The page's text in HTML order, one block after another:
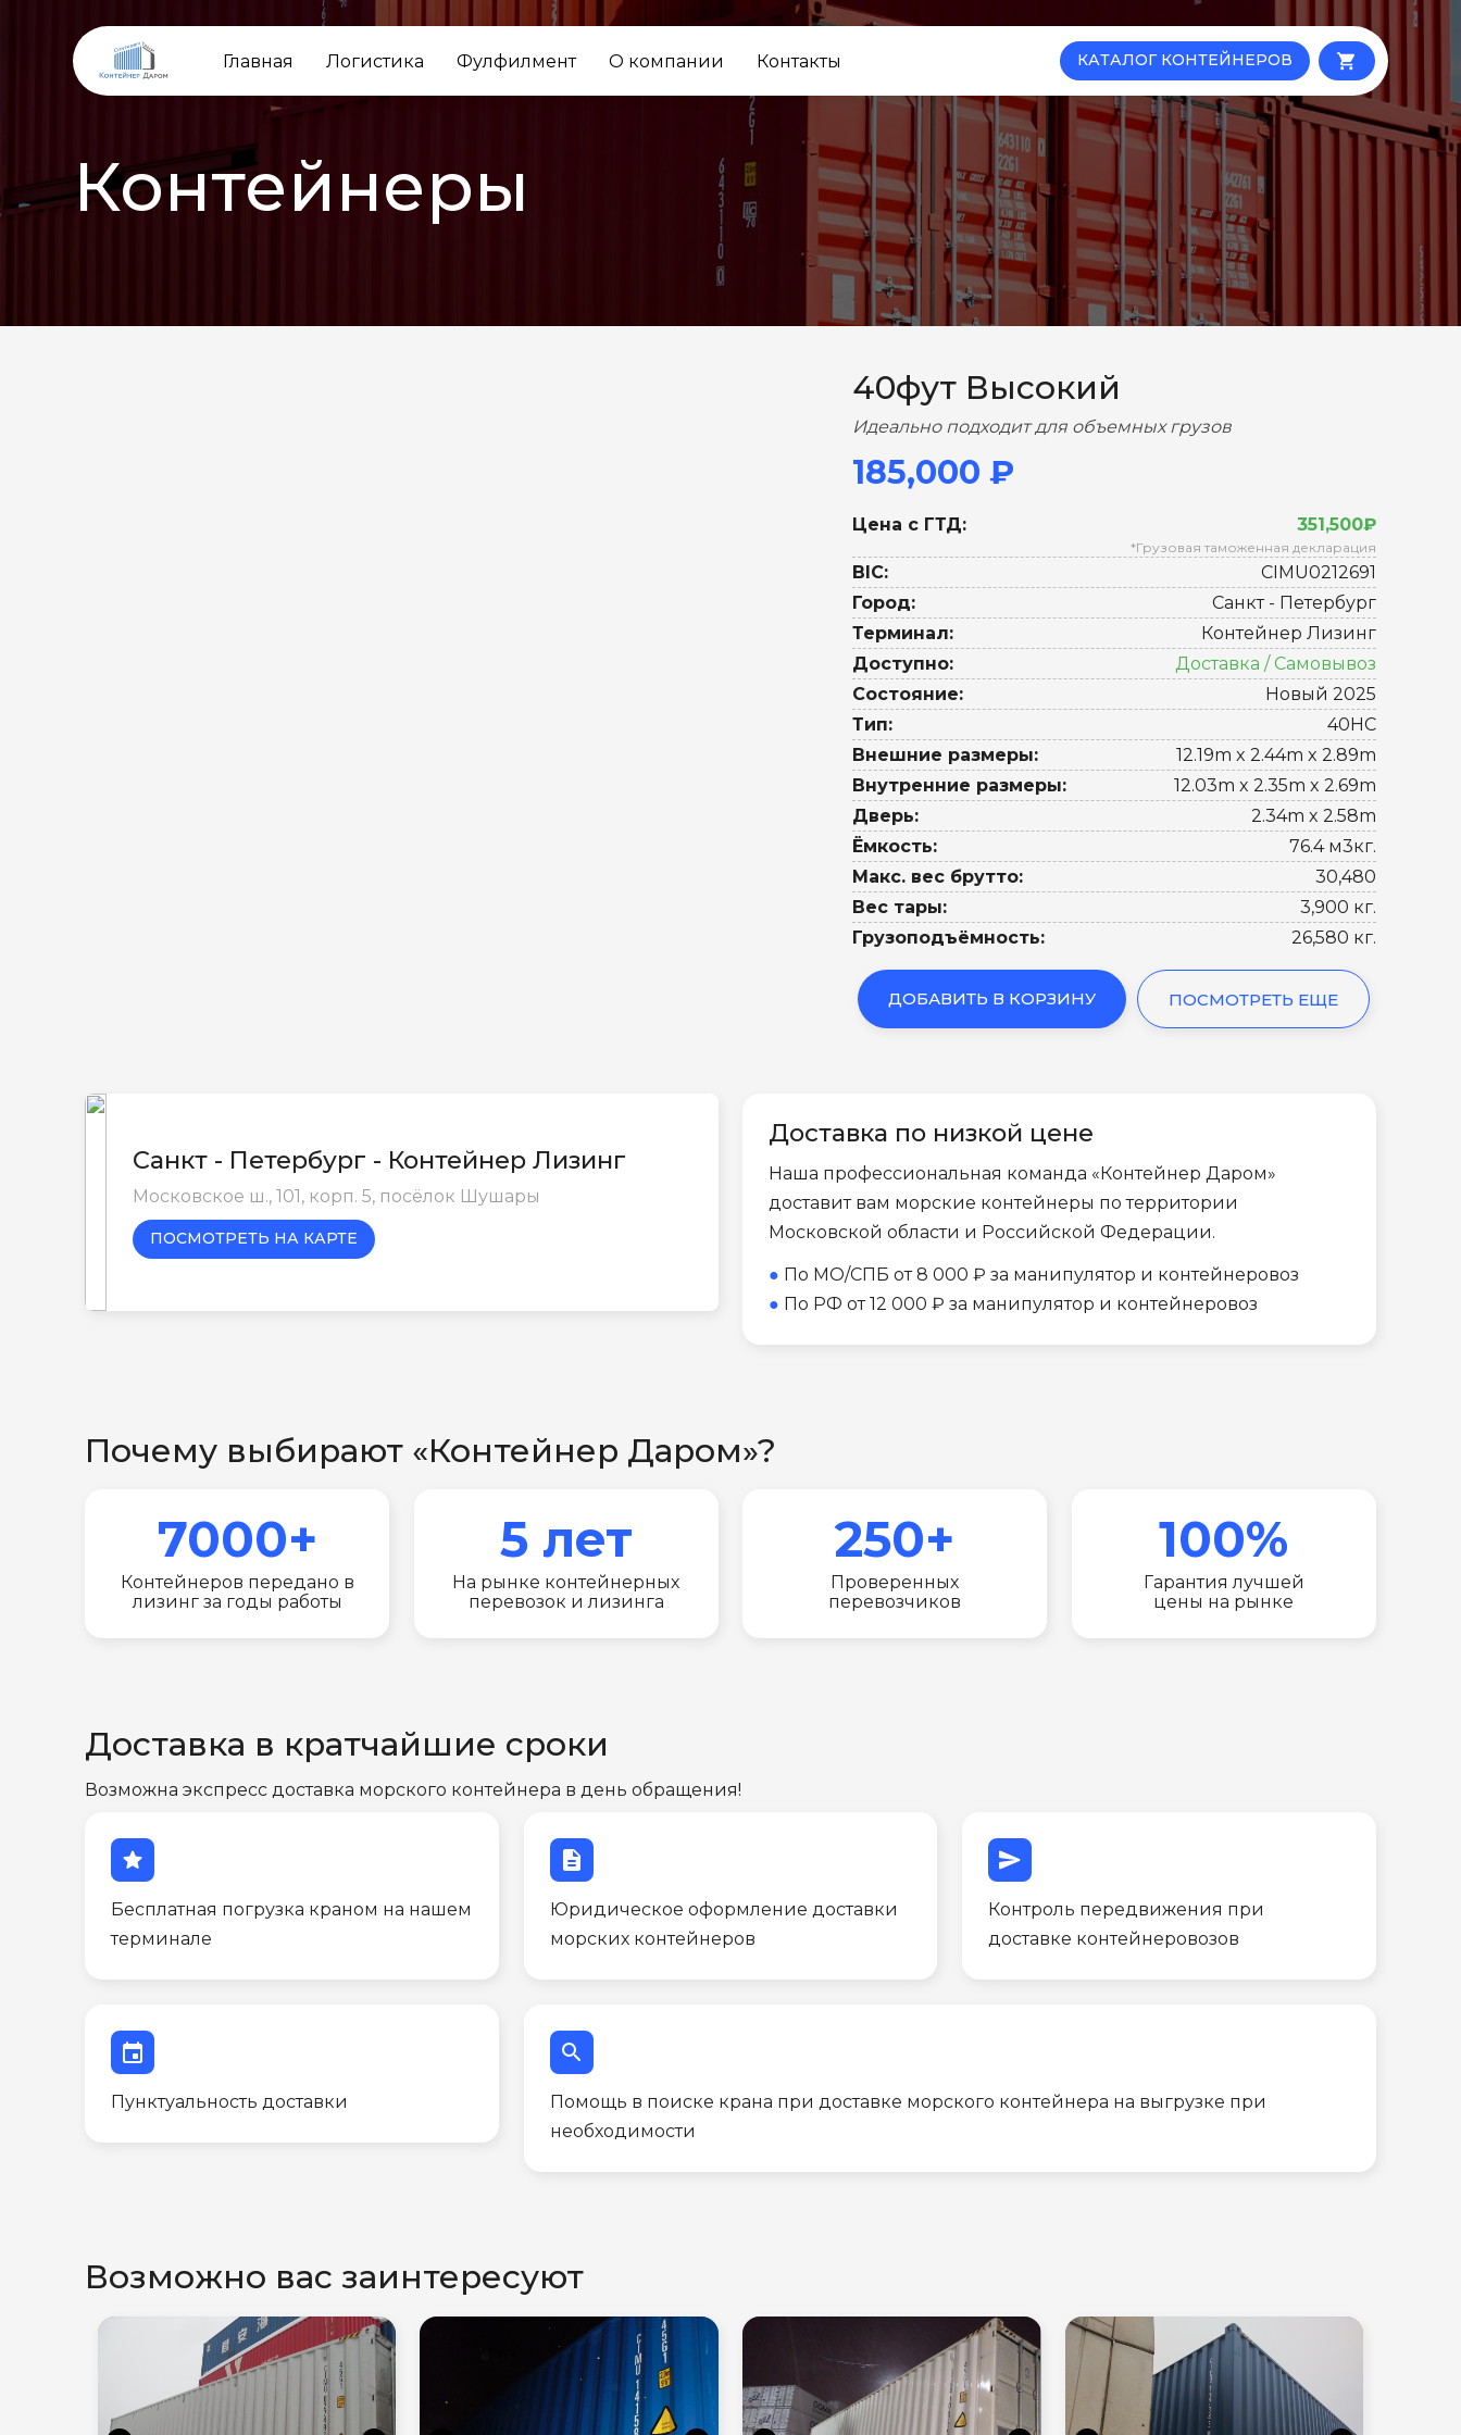
Главная Логистика Фулфилмент О компании Контакты КАТАЛОГ КОНТЕЙНЕРОВ local_grocery_store
Контейнеры
40фут Высокий
Идеально подходит для объемных грузов
185,000 ₽
Цена с ГТД: 351,500₽
*Грузовая таможенная декларация
BIC:
CIMU0212691
Город:
Санкт - Петербург
Терминал:
Контейнер Лизинг
Доступно:
Доставка / Самовывоз
Состояние:
Новый 2025
Тип:
40HC
Внешние размеры:
12.19m x 2.44m x 2.89m
Внутренние размеры:
12.03m x 2.35m x 2.69m
Дверь:
2.34m x 2.58m
Ёмкость:
76.4 м3кг.
Макс. вес брутто:
30,480
Вес тары:
3,900 кг.
Грузоподъёмность:
26,580 кг.
ДОБАВИТЬ В КОРЗИНУ ПОСМОТРЕТЬ ЕЩЕ
Санкт - Петербург - Контейнер Лизинг
Московское ш., 101, корп. 5, посёлок Шушары
ПОСМОТРЕТЬ НА КАРТЕ
Доставка по низкой цене
Наша профессиональная команда «Контейнер Даром»
доставит вам морские контейнеры по территории
Московской области и Российской Федерации.
● По МО/СПБ от 8 000 ₽ за манипулятор и контейнеровоз
● По РФ от 12 000 ₽ за манипулятор и контейнеровоз
Почему выбирают «Контейнер Даром»?
7000+
Контейнеров передано в
лизинг за годы работы
5 лет
На рынке контейнерных
перевозок и лизинга
250+
Проверенных
перевозчиков
100%
Гарантия лучшей
цены на рынке
Доставка в кратчайшие сроки
Возможна экспресс доставка морского контейнера в день обращения!
star
Бесплатная погрузка краном на нашем
терминале
description
Юридическое оформление доставки
морских контейнеров
send
Контроль передвижения при
доставке контейнеровозов
event
Пунктуальность доставки
search
Помощь в поиске крана при доставке морского контейнера на выгрузке при
необходимости
Возможно вас заинтересуют